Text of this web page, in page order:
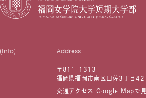
(Info) Address
〒811-1313
福岡県福岡市南区曰佐3丁目
交通アクセス Google Mapで